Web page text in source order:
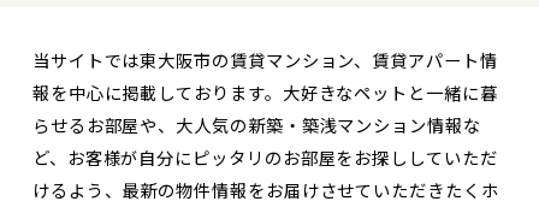
当サイトでは東大阪市の賃貸マンション、賃貸アパート情
報を中心に掲載しております。大好きなペットと一緒に暮
らせるお部屋や、大人気の新築・築浅マンション情報な
ど、お客様が自分にピッタリのお部屋をお探ししていただ
けるよう、最新の物件情報をお届けさせていただきたくホ